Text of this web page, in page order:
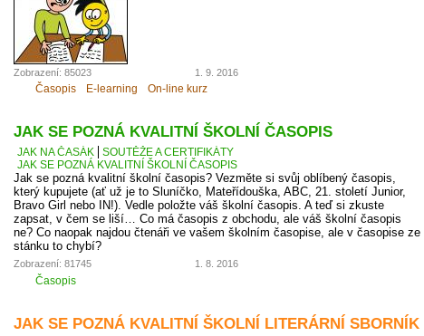
Zobrazení: 85023 1. 9. 2016
Časopis E-learning On-line kurz
JAK SE POZNÁ KVALITNÍ ŠKOLNÍ ČASOPIS
JAK NA ČASÁK
SOUTĚŽE A CERTIFIKÁTY
JAK SE POZNÁ KVALITNÍ ŠKOLNÍ ČASOPIS
Jak se pozná kvalitní školní časopis? Vezměte si svůj oblíbený časopis,
který kupujete (ať už je to Sluníčko, Mateřídouška, ABC, 21. století Junior,
Bravo Girl nebo IN!). Vedle položte váš školní časopis. A teď si zkuste
zapsat, v čem se liší… Co má časopis z obchodu, ale váš školní časopis
ne? Co naopak najdou čtenáři ve vašem školním časopise, ale v časopise ze
stánku to chybí?
Zobrazení: 81745 1. 8. 2016
Časopis
JAK SE POZNÁ KVALITNÍ ŠKOLNÍ LITERÁRNÍ SBORNÍK